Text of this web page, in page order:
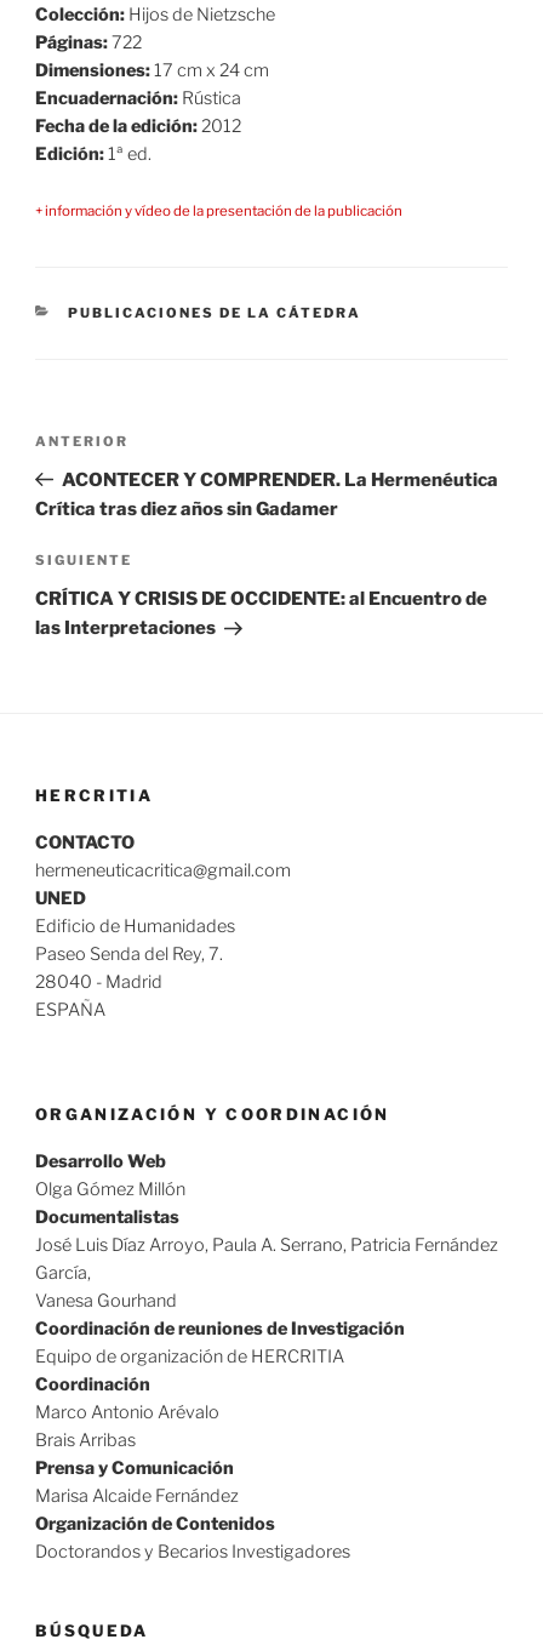
Colección:Hijos de Nietzsche
Páginas:722
Dimensiones:17 cm x 24 cm
Encuadernación:Rústica
Fecha de la edición:2012
Edición:1ª ed.
+ información y vídeo de la presentación de la publicación
CATEGORÍAS
PUBLICACIONES DE LA CÁTEDRA
Navegación
entradas
Entrada
anterior:
ANTERIOR
ACONTECER Y COMPRENDER. La Hermenéutica
Crítica tras diez años sin Gadamer
Siguiente
entrada
SIGUIENTE
CRÍTICA Y CRISIS DE OCCIDENTE: al Encuentro de
las Interpretaciones
HERCRITIA
CONTACTO
hermeneuticacritica@gmail.com
UNED
Edificio de Humanidades
Paseo Senda del Rey, 7.
28040 - Madrid
ESPAÑA
ORGANIZACIÓN Y COORDINACIÓN
Desarrollo Web
Olga Gómez Millón
Documentalistas
José Luis Díaz Arroyo, Paula A. Serrano, Patricia Fernández
García,
Vanesa Gourhand
Coordinación de reuniones de Investigación
Equipo de organización de HERCRITIA
Coordinación
Marco Antonio Arévalo
Brais Arribas
Prensa y Comunicación
Marisa Alcaide Fernández
Organización de Contenidos
Doctorandos y Becarios Investigadores
BÚSQUEDA